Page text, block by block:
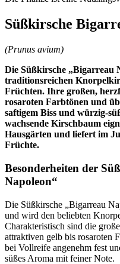
Süßkirsche
(Prunus avium)
Die Süßkirsche „Bigarreau
traditionsreichen
Früchten. Ihre großen,
rosaroten Farbtönen und
saftigem Biss und würzig-
wachsende Kirschbaum
Hausgärten und liefert im
Früchte.
Besonderheiten der
Napoleon“
Die Süßkirsche „Bigarreau
und wird den beliebten
Charakteristisch sind die
attraktiven gelb bis rosaroten
bei Vollreife angenehm fest
süßes Aroma mit feiner Note.